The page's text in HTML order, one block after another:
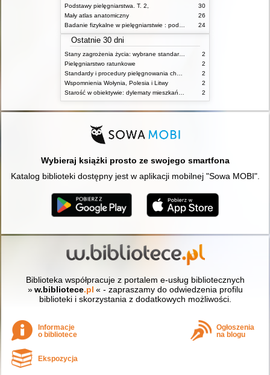
Podstawy pielęgniarstwa. T. 2,
30
Mały atlas anatomiczny
26
24
Ostatnie 30 dni
Stany zagrożenia życia: wybrane standardy opieki i procedury postępowania pielęgniarskiego
2
Pielęgniarstwo ratunkowe
2
2
Wspomnienia Wołynia, Polesia i Litwy
2
2
Wybieraj książki prosto ze swojego smartfona
Katalog biblioteki dostępny jest w aplikacji mobilnej "Sowa MOBI".
Biblioteka współpracuje z portalem e-usług bibliotecznych
» w.bibliotece.pl « - zapraszamy do odwiedzenia profilu
biblioteki i skorzystania z dodatkowych możliwości.
Informacje
o bibliotece
Ogłoszenia
na blogu
Ekspozycja